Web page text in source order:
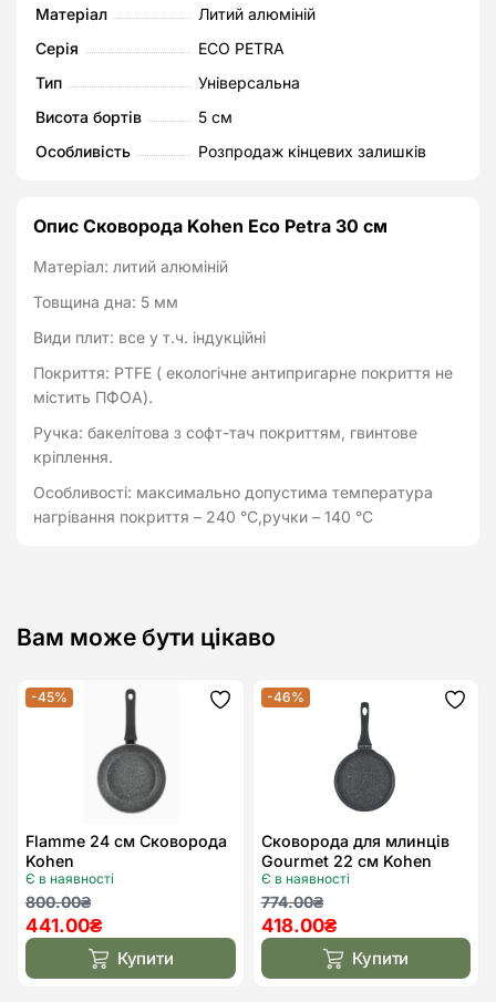
Матеріал
Литий алюміній
Серія
ECO PETRA
Тип
Універсальна
Висота бортів
5 см
Особливість
Розпродаж кінцевих залишків
Опис Сковорода Kohen Eco Petra 30 см
Матеріал: литий алюміній
Товщина дна: 5 мм
Види плит: все у т.ч. індукційні
Покриття: PTFE ( екологічне антипригарне покриття не
містить ПФОА).
Ручка: бакелітова з софт-тач покриттям, гвинтове
кріплення.
Особливості: максимально допустима температура
нагрівання покриття – 240 °C,ручки – 140 °C
Вам може бути цікаво
-45% Додати
Flamme 24 см Сковорода
Kohen
Є в наявності
800.00₴
Оригінальна
ціна:
800.00₴.
441.00₴
Поточна
ціна:
441.00₴. Купити
-46%
Сковорода для млинців
Gourmet 22 см Kohen
Є в наявності
774.00₴
Оригінальна
ціна:
774.00₴.
418.00₴
Поточна
ціна:
418.00₴. Купити